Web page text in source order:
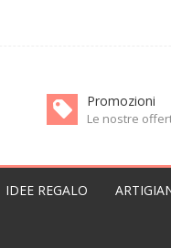
Promozioni
Le nostre
IDEE REGALO